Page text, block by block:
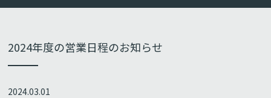
2024年度の営業日程のお知らせ
2024.03.01